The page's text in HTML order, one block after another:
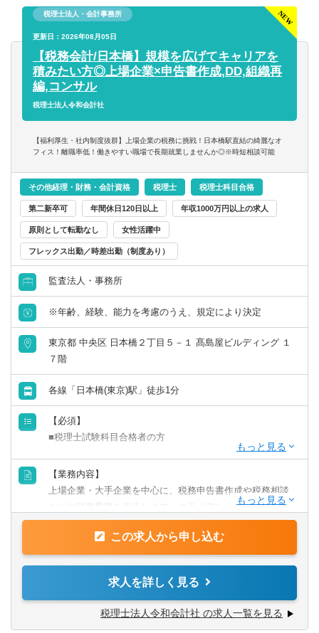
・大手・上場企業の税務を経験することができます。
・一部ではなくクライアントの税務に一環して携わること
ができます。
税理士法人・会計事務所
更新日：2026年08月05日
【税務会計/日本橋】規模を広げてキャリアを
積みたい方◎上場企業×申告書作成,DD,組織再
編,コンサル
税理士法人令和会計社
【福利厚生・社内制度抜群】上場企業の税務に挑戦！日本橋駅直結の綺麗なオ
フィス！離職率低！働きやすい職場で長期就業しませんか◎※時短相談可能
その他経理・財務・会計資格 税理士 税理士科目合格
第二新卒可 年間休日120日以上 年収1000万円以上の求人
原則として転勤なし 女性活躍中
フレックス出勤／時差出勤（制度あり）
監査法人・事務所
※年齢、経験、能力を考慮のうえ、規定により決定
東京都 中央区 日本橋２丁目５－１ 髙島屋ビルディング １
７階
各線「日本橋(東京)駅」徒歩1分
【必須】
■税理士試験科目合格者の方
【歓迎】
■監査法人にて実務経験のある方
■会計事務所にて実務経験のある方
■事業会社経理にて実務経験のある方
【業務内容】
上場企業・大手企業を中心に、税務申告書作成や税務相談
などの税務業務を担当します。クライアントに寄り添いな
がら、幅広い税務経験を積むことができます。
【業務詳細】
■各種税務申告書作成
■年末調整、確定申告業務
■法人設立に関する手続き及び届出
この求人から申し込む
求人を詳しく見る
税理士法人令和会計社 の求人一覧を見る